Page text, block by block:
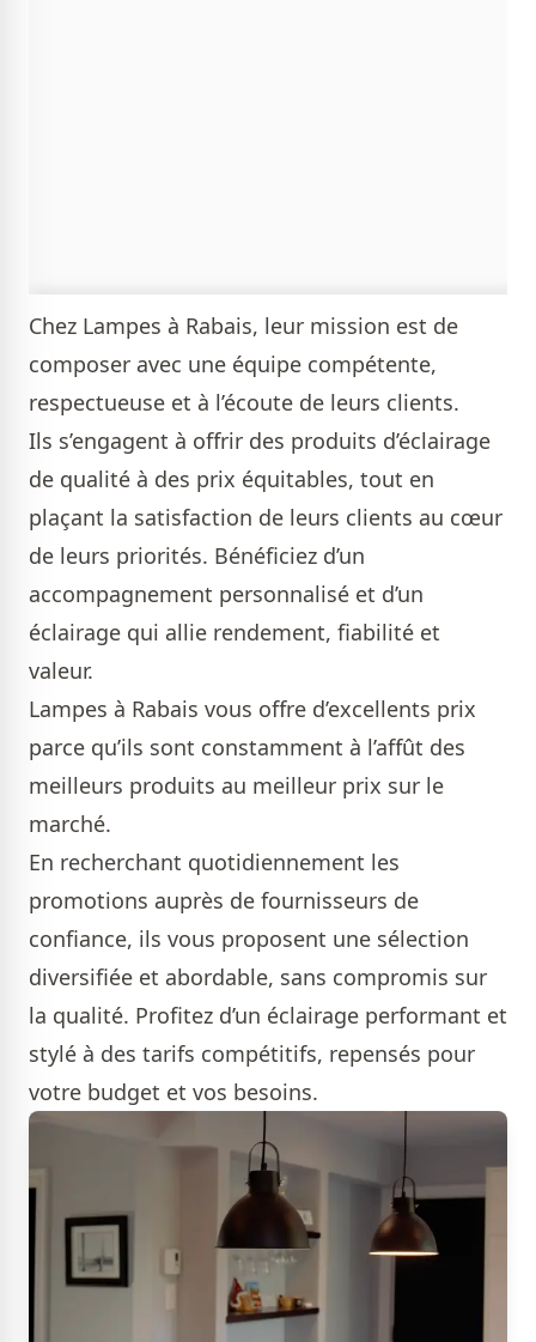
Chez Lampes à Rabais, leur mission est de
composer avec une équipe compétente,
respectueuse et à l’écoute de leurs clients.
Ils s’engagent à offrir des produits d’éclairage
de qualité à des prix équitables, tout en
plaçant la satisfaction de leurs clients au cœur
de leurs priorités. Bénéficiez d’un
accompagnement personnalisé et d’un
éclairage qui allie rendement, fiabilité et
valeur.
Lampes à Rabais vous offre d’excellents prix
parce qu’ils sont constamment à l’affût des
meilleurs produits au meilleur prix sur le
marché.
En recherchant quotidiennement les
promotions auprès de fournisseurs de
confiance, ils vous proposent une sélection
diversifiée et abordable, sans compromis sur
la qualité. Profitez d’un éclairage performant et
stylé à des tarifs compétitifs, repensés pour
votre budget et vos besoins.